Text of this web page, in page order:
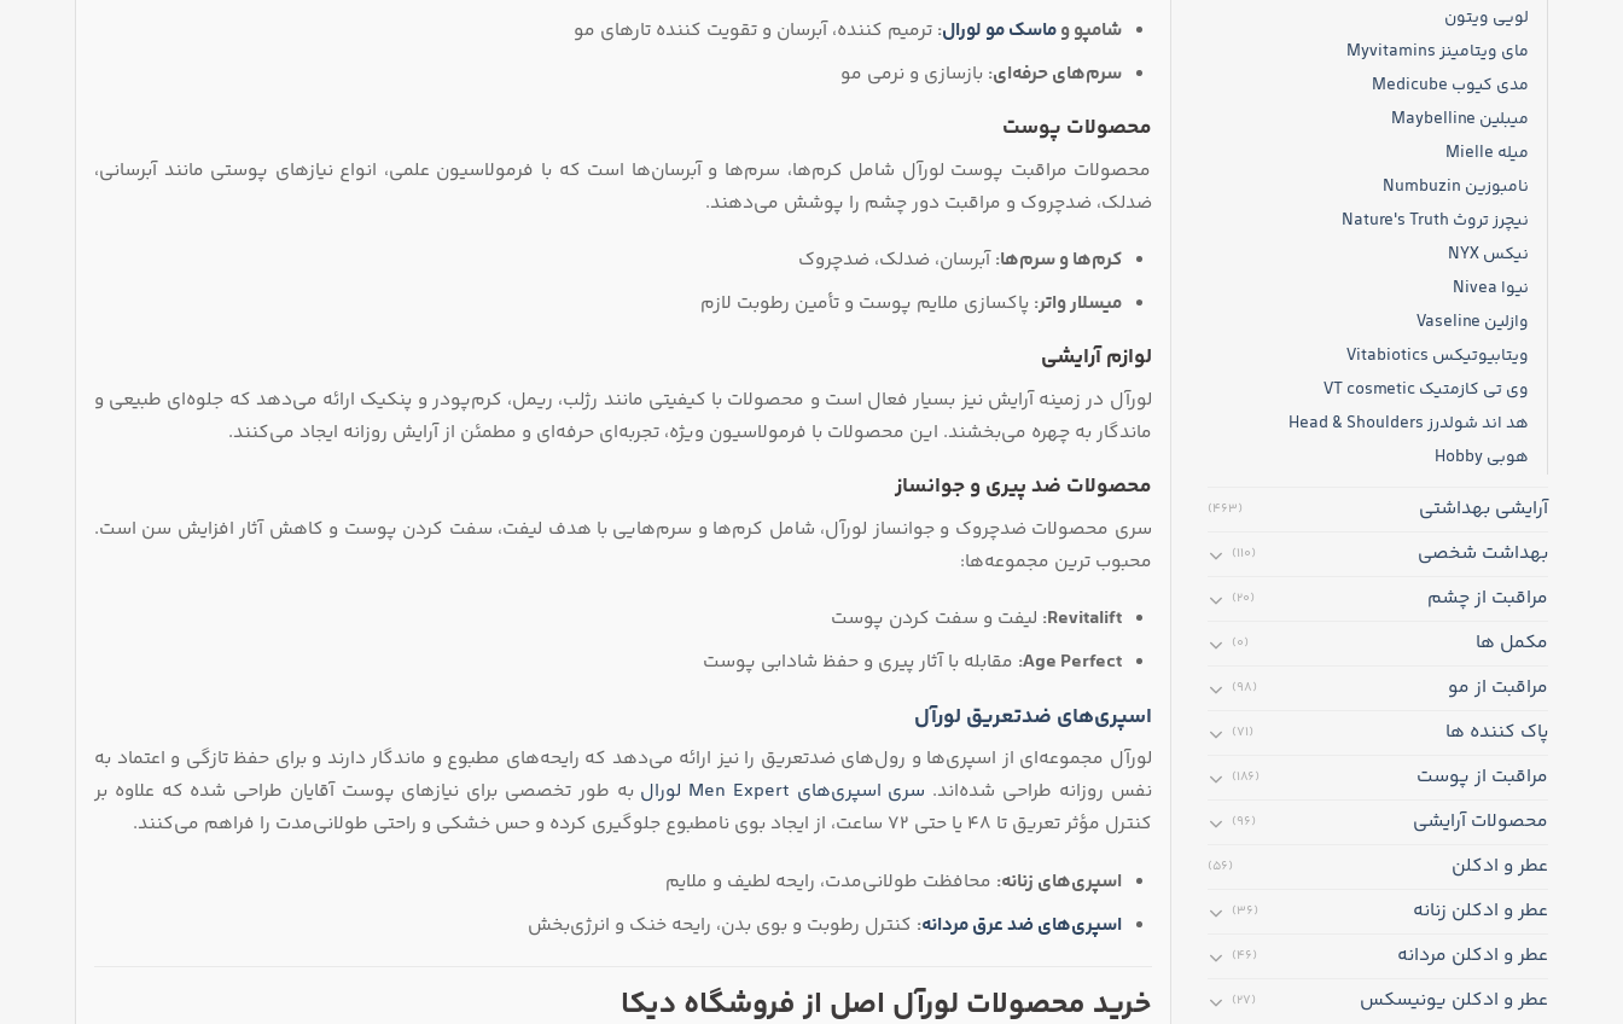
لویی ویتون
مای ویتامینز Myvitamins
مدی کیوب Medicube
میبلین Maybelline
میله Mielle
نامبوزین Numbuzin
نیچرز تروث Nature's Truth
نیکس NYX
نیوا Nivea
وازلین Vaseline
ویتابیوتیکس Vitabiotics
وی تی کازمتیک VT cosmetic
هد اند شولدرز Head & Shoulders
هوبی Hobby
آرایشی بهداشتی (463)
بهداشت شخصی (110)
مراقبت از چشم (20)
مکمل ها (0)
مراقبت از مو (98)
پاک کننده ها (71)
مراقبت از پوست (186)
محصولات آرایشی (96)
عطر و ادکلن (56)
عطر و ادکلن زنانه (36)
عطر و ادکلن مردانه (46)
عطر و ادکلن یونیسکس (27)
شامپو وماسک مو لورال: ترمیم‌ کننده، آبرسان و تقویت‌ کننده تارهای مو
سرم‌های حرفه‌ای: بازسازی و نرمی مو
محصولات پوست
محصولات مراقبت پوست لورآل شامل کرم‌ها، سرم‌ها و آبرسان‌ها است که با فرمولاسیون علمی، انواع نیازهای پوستی مانند آبرسانی،
ضدلک، ضدچروک و مراقبت دور چشم را پوشش می‌دهند.
کرم‌ها و سرم‌ها:آبرسان، ضدلک، ضدچروک
میسلار واتر: پاکسازی ملایم پوست و تأمین رطوبت لازم
لوازم آرایشی
لورآل در زمینه آرایش نیز بسیار فعال است و محصولات با کیفیتی مانند رژلب، ریمل، کرم‌پودر و پنکیک ارائه می‌دهد که جلوه‌ای طبیعی و
ماندگار به چهره می‌بخشند. این محصولات با فرمولاسیون ویژه، تجربه‌ای حرفه‌ای و مطمئن از آرایش روزانه ایجاد می‌کنند.
محصولات ضد پیری و جوانساز
سری محصولات ضدچروک و جوانساز لورآل، شامل کرم‌ها و سرم‌هایی با هدف لیفت، سفت‌ کردن پوست و کاهش آثار افزایش سن است.
محبوب‌ ترین مجموعه‌ها:
Revitalift: لیفت و سفت کردن پوست
Age Perfect: مقابله با آثار پیری و حفظ شادابی پوست
اسپری‌های ضدتعریق لورآل
لورآل مجموعه‌ای از اسپری‌ها و رول‌های ضدتعریق را نیز ارائه می‌دهد که رایحه‌های مطبوع و ماندگار دارند و برای حفظ تازگی و اعتماد به
نفس روزانه طراحی شده‌اند. سری اسپری‌های Men Expert لورال
به‌ طور تخصصی برای نیازهای پوست آقایان طراحی شده که علاوه بر
کنترل مؤثر تعریق تا 48 یا حتی 72 ساعت، از ایجاد بوی نامطبوع جلوگیری کرده و حس خشکی و راحتی طولانی‌مدت را فراهم می‌کنند.
اسپری‌های زنانه: محافظت طولانی‌مدت، رایحه لطیف و ملایم
اسپری‌های ضد عرق مردانه: کنترل رطوبت و بوی بدن، رایحه خنک و انرژی‌بخش
خرید محصولات لورآل اصل از فروشگاه دیکا